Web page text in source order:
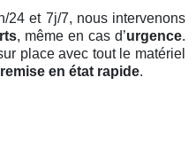
24 et 7j/7, nous intervenons
, même en cas d’urgence.
place avec tout le matériel
remise en état rapide.